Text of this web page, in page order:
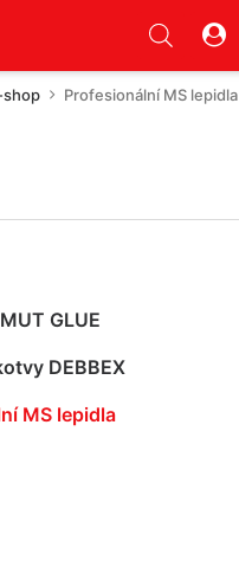
shop Profesionální MS lepidla
GLUE
DEBBEX
MS lepidla